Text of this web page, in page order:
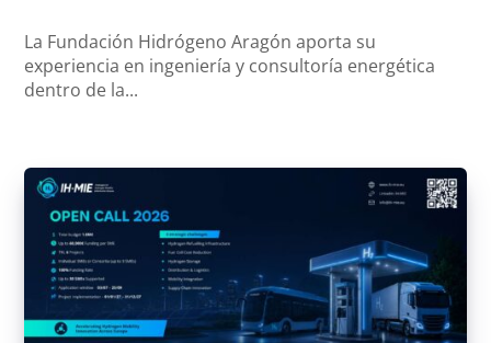
La Fundación Hidrógeno Aragón aporta su
experiencia en ingeniería y consultoría energética
dentro de la...